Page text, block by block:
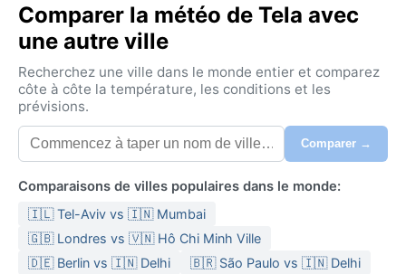
fois sauvage et accueillant. C’est un véritable
carrefour entre culture caribéenne et biodiversité.
Le climat est celui de la forêt tropicale, classé Af
selon Köppen. Les précipitations sont abondantes
toute l’année, avec un pic marqué d’octobre à janvier.
L’été (décembre à avril) reste chaud, autour de 28 °C,
et un peu moins pluvieux. L’hiver (mai à novembre)
souvent plus de 80 % – avec des températures
stables autour de 30 °C. Les matinées sont
généralement ensoleillées avant les orages de
l’après-midi. Pour s’y sentir à l’aise, des vêtements
Comparer la météo de Tela avec
une autre ville
Recherchez une ville dans le monde entier et comparez
côte à côte la température, les conditions et les
prévisions.
Comparer →
Comparaisons de villes populaires dans le monde:
🇮🇱 Tel-Aviv vs 🇮🇳 Mumbai
🇬🇧 Londres vs 🇻🇳 Hô Chi Minh Ville
🇩🇪 Berlin vs 🇮🇳 Delhi
🇧🇷 São Paulo vs 🇮🇳 Delhi